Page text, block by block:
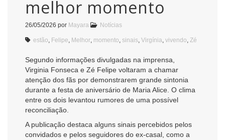
melhor momento
26/05/2026 por Mayara Notícias
estão, Felipe, Melhor, momento, sinais, Virgínia, vivendo, Zé
Segundo informações divulgadas na imprensa,
Virginia Fonseca e Zé Felipe voltaram a chamar
atenção dos fãs por demonstrarem grande sintonia
durante a festa de aniversário de Maria Alice. O clima
entre os dois levantou rumores de uma possível
reconciliação.
A publicação destaca alguns sinais percebidos pelos
convidados e pelos seguidores do ex-casal, como a